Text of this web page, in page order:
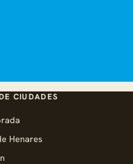
CIUDADES
Henares